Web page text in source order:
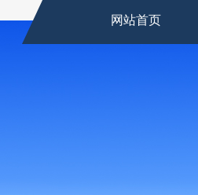
网站首页